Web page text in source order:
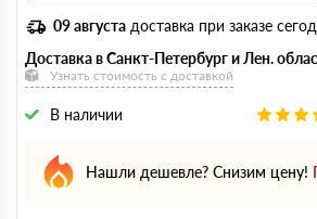
09 августа доставка при заказе
Доставка в Санкт-Петербург и Лен.
Узнать стоимость с доставкой
В наличии
Нашли дешевле? Снизим цену!